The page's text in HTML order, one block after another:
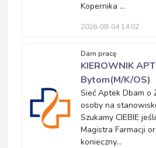
Kopernika ...
2026-08-04 14:02
Dam pracę
KIEROWNIK
Bytom(M/K/OS)
Sieć Aptek Dbam o
osoby na
Szukamy CIEBIE
Magistra Farmacji
konieczny...